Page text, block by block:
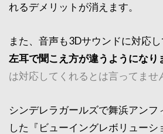
れるデメリットが消えます。
また、音声も3Dサウンドに対応
左耳で聞こえ方が違うようになり
は対応してくれるとは言ってませ
シンデレラガールズで舞浜アンフ
した『ビューイングレボリューシ